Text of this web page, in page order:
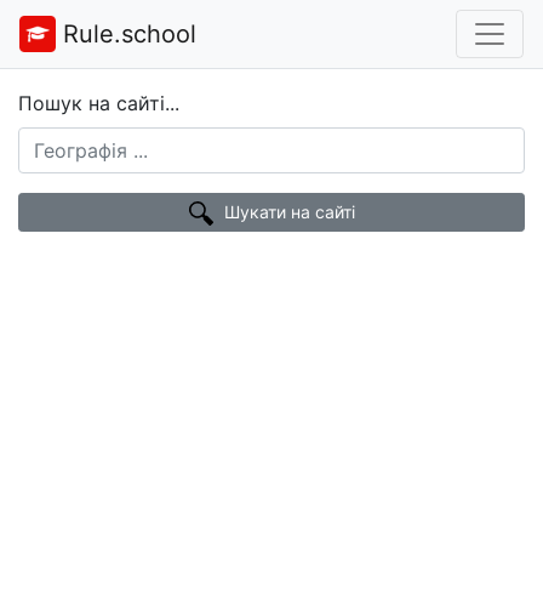
Rule.school
Пошук на сайті...
Шукати на сайті